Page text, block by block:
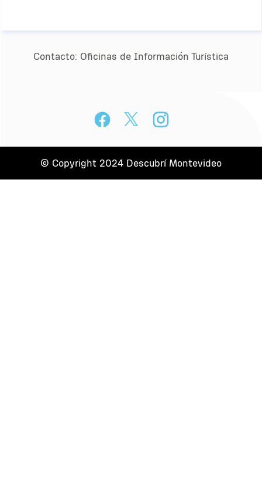
Contacto: Oﬁcinas de Información Turística
© Copyright 2024 Descubrí Montevideo